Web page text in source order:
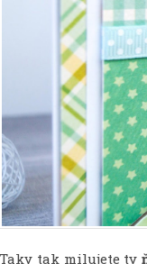
Taky tak milujete ty